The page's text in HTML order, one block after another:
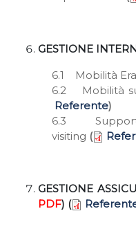
GESTIONE
6.1 Mobilità
6.2 Mobilità
Referente)
6.3
visiting (
GESTIONE
PDF) (